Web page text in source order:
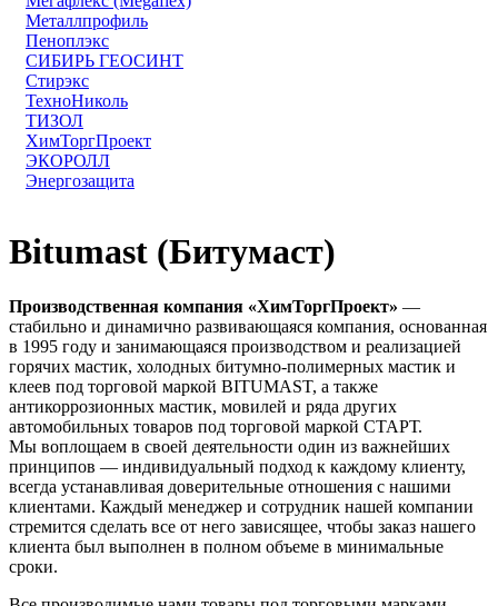
Металлпрофиль
Пеноплэкс
СИБИРЬ ГЕОСИНТ
Стирэкс
ТехноНиколь
ТИЗОЛ
ХимТоргПроект
ЭКОРОЛЛ
Энергозащита
Bitumast (Битумаст)
Производственная компания «ХимТоргПроект» —
стабильно и динамично развивающаяся компания, основанная
в 1995 году и занимающаяся производством и реализацией
горячих мастик, холодных битумно-полимерных мастик и
клеев под торговой маркой BITUMAST, а также
антикоррозионных мастик, мовилей и ряда других
автомобильных товаров под торговой маркой СТАРТ.
Мы воплощаем в своей деятельности один из важнейших
принципов — индивидуальный подход к каждому клиенту,
всегда устанавливая доверительные отношения с нашими
клиентами. Каждый менеджер и сотрудник нашей компании
стремится сделать все от него зависящее, чтобы заказ нашего
клиента был выполнен в полном объеме в минимальные
сроки.